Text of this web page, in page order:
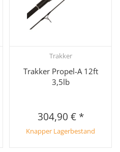
Trakker
Trakker Propel-A 12ft
3,5lb
304,90 € *
Knapper Lagerbestand